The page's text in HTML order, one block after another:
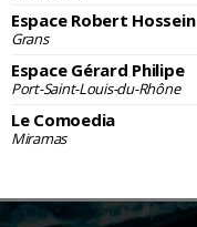
Espace Robert Hossein
Grans
Espace Gérard Philipe
Port-Saint-Louis-du-Rhône
Le Comoedia
Miramas